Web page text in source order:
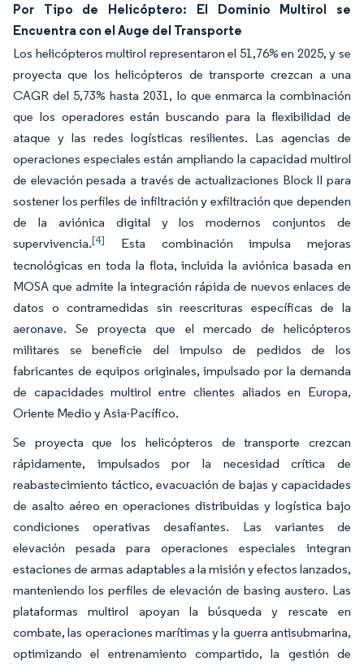
Por Tipo de Helicóptero: El Dominio Multirol se
Encuentra con el Auge del Transporte
Los helicópteros multirol representaron el 51,76% en 2025, y se
proyecta que los helicópteros de transporte crezcan a una
CAGR del 5,73% hasta 2031, lo que enmarca la combinación
que los operadores están buscando para la flexibilidad de
ataque y las redes logísticas resilientes. Las agencias de
operaciones especiales están ampliando la capacidad multirol
de elevación pesada a través de actualizaciones Block II para
sostener los perfiles de infiltración y exfiltración que dependen
de la aviónica digital y los modernos conjuntos de
supervivencia.[4]
Esta combinación impulsa mejoras
tecnológicas en toda la flota, incluida la aviónica basada en
MOSA que admite la integración rápida de nuevos enlaces de
datos o contramedidas sin reescrituras específicas de la
aeronave. Se proyecta que el mercado de helicópteros
militares se beneficie del impulso de pedidos de los
fabricantes de equipos originales, impulsado por la demanda
de capacidades multirol entre clientes aliados en Europa,
Oriente Medio y Asia-Pacífico.
Se proyecta que los helicópteros de transporte crezcan
rápidamente, impulsados por la necesidad crítica de
reabastecimiento táctico, evacuación de bajas y capacidades
de asalto aéreo en operaciones distribuidas y logística bajo
condiciones operativas desafiantes. Las variantes de
elevación pesada para operaciones especiales integran
estaciones de armas adaptables a la misión y efectos lanzados,
manteniendo los perfiles de elevación de basing austero. Las
plataformas multirol apoyan la búsqueda y rescate en
combate, las operaciones marítimas y la guerra antisubmarina,
optimizando el entrenamiento compartido, la gestión de